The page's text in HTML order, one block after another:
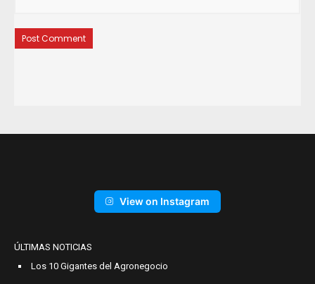
View on Instagram
ÚLTIMAS NOTICIAS
Los 10 Gigantes del Agronegocio